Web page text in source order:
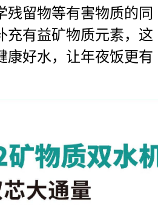
残留物等有害物质的同
充有益矿物质元素，这
康好水，让年夜饭更有